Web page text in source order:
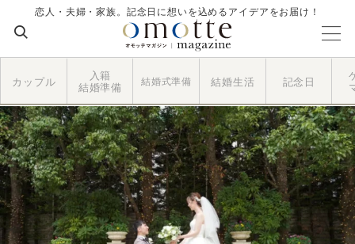
恋人・夫婦・家族。記念日に想いを込めるアイデアをお届け！
カップル
入籍
結婚準備
結婚式準備 結婚生活 記念日